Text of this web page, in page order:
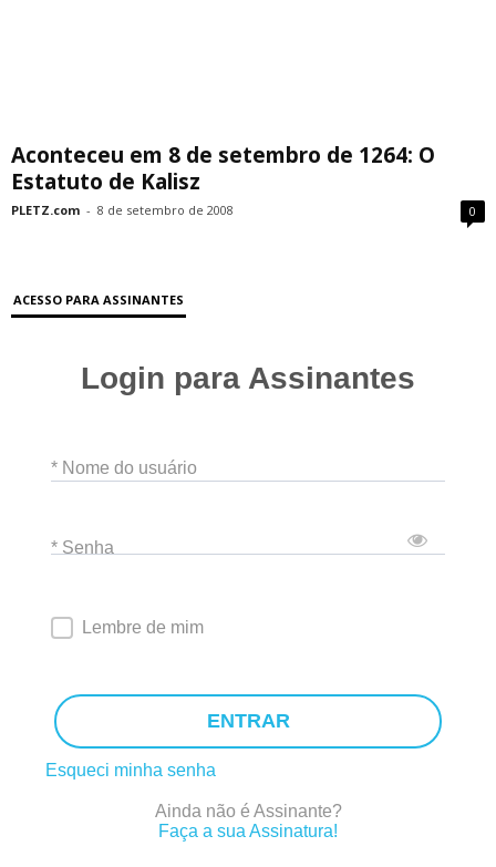
Aconteceu em 8 de setembro de 1264: O
Estatuto de Kalisz
PLETZ.com - 8 de setembro de 2008 0
ACESSO PARA ASSINANTES
Login para Assinantes
* Nome do usuário
* Senha
Lembre de mim
ENTRAR
Esqueci minha senha
Ainda não é Assinante?
Faça a sua Assinatura!